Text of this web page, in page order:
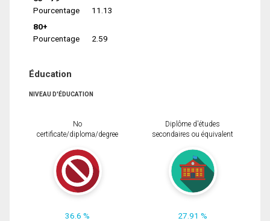
Pourcentage
11.13
80+
Pourcentage
2.59
Éducation
NIVEAU D'ÉDUCATION
No
certificate/diploma/degree
36.6 %
Diplôme d'études
secondaires ou équivalent
27.91 %